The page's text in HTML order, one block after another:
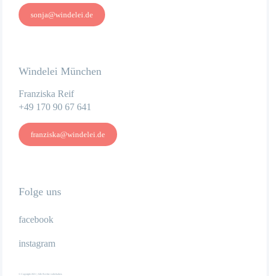
sonja@windelei.de
Windelei München
Franziska Reif
+49 170 90 67 641
franziska@windelei.de
Folge uns
facebook
instagram
© Copyright 2021 | Alle Rechte vorbehalten.